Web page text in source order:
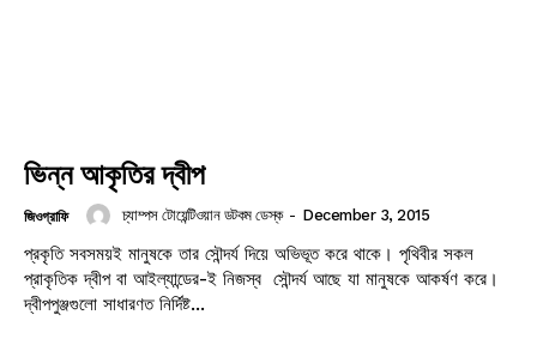
ভিন্ন আকৃতির দ্বীপ
জিওগ্রাফি চ্যাম্পস টোয়েন্টিওয়ান ডটকম ডেস্ক - December 3, 2015
প্রকৃতি সবসময়ই মানুষকে তার সৌন্দর্য দিয়ে অভিভূত করে থাকে। পৃথিবীর সকল
প্রাকৃতিক দ্বীপ বা আইল্যান্ডের-ই নিজস্ব সৌন্দর্য আছে যা মানুষকে আকর্ষণ করে।
দ্বীপপুঞ্জগুলো সাধারণত নির্দিষ্ট...